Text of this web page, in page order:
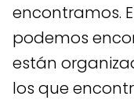
encontramos.
podemos
están
los que